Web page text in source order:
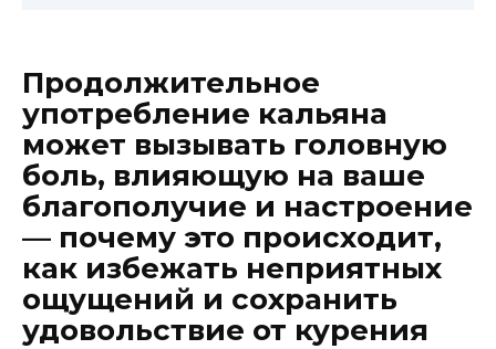
Продолжительное
употребление кальяна
может вызывать головную
боль, влияющую на ваше
благополучие и настроение
— почему это происходит,
как избежать неприятных
ощущений и сохранить
удовольствие от курения